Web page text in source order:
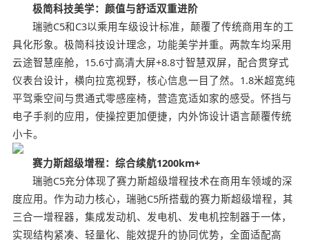
极简科技美学：颜值与舒适双重进阶
瑞驰C5和C3以乘用车级设计标准，颠覆了传统商用车的工
具化形象。极简科技设计理念，功能美学并重。两款车均采用
云途智慧座舱，15.6寸高清大屏+8.8寸智慧双屏，配合贯穿式
仪表台设计，横向拉宽视野，核心信息一目了然。1.8米超宽纯
平驾乘空间与贯通式零感座椅，营造宽适如家的感受。怀挡与
电子手刹的应用，使操控更加便捷，内外饰设计语言颠覆传统
小卡。
赛力斯超级增程：综合续航1200km+
瑞驰C5充分体现了赛力斯超级增程技术在商用车领域的深
度应用。作为动力核心，瑞驰C5所搭载的赛力斯超级增程，其
三合一增程器，集成发动机、发电机、发电机控制器于一体，
实现结构紧凑、轻量化、能效提升的协同优势，全面适配高